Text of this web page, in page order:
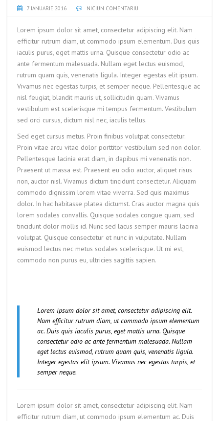
7 IANUARIE 2016 NICIUN COMENTARIU
Lorem ipsum dolor sit amet, consectetur adipiscing elit. Nam
efficitur rutrum diam, ut commodo ipsum elementum. Duis quis
iaculis purus, eget mattis urna. Quisque consectetur odio ac
ante fermentum malesuada. Nullam eget lectus euismod,
rutrum quam quis, venenatis ligula. Integer egestas elit ipsum.
Vivamus nec egestas turpis, et semper neque. Pellentesque ac
nisl feugiat, blandit mauris ut, sollicitudin quam. Vivamus
vestibulum est scelerisque mi tempus fermentum. Vestibulum
sed orci cursus, dictum nisl nec, iaculis tellus.
Sed eget cursus metus. Proin finibus volutpat consectetur.
Proin vitae arcu vitae dolor porttitor vestibulum sed non dolor.
Pellentesque lacinia erat diam, in dapibus mi venenatis non.
Praesent ut massa est. Praesent eu odio auctor, aliquet risus
non, auctor nisl. Vivamus dictum tincidunt consectetur. Aliquam
commodo dignissim lorem vitae viverra. Sed quis maximus
dolor. In hac habitasse platea dictumst. Cras auctor magna quis
lorem sodales convallis. Quisque sodales congue quam, sed
tincidunt dolor mollis id. Nunc sed lacus semper mauris lacinia
volutpat. Quisque consectetur et nunc in vulputate. Nullam
euismod lectus nec metus sodales scelerisque. Ut mi est,
commodo non purus eu, ultricies sagittis sapien.
Lorem ipsum dolor sit amet, consectetur adipiscing elit.
Nam efficitur rutrum diam, ut commodo ipsum elementum
ac. Duis quis iaculis purus, eget mattis urna. Quisque
consectetur odio ac ante fermentum malesuada. Nullam
eget lectus euismod, rutrum quam quis, venenatis ligula.
Integer egestas elit ipsum. Vivamus nec egestas turpis, et
semper neque.
Lorem ipsum dolor sit amet, consectetur adipiscing elit. Nam
efficitur rutrum diam, ut commodo ipsum elementum ac. Duis